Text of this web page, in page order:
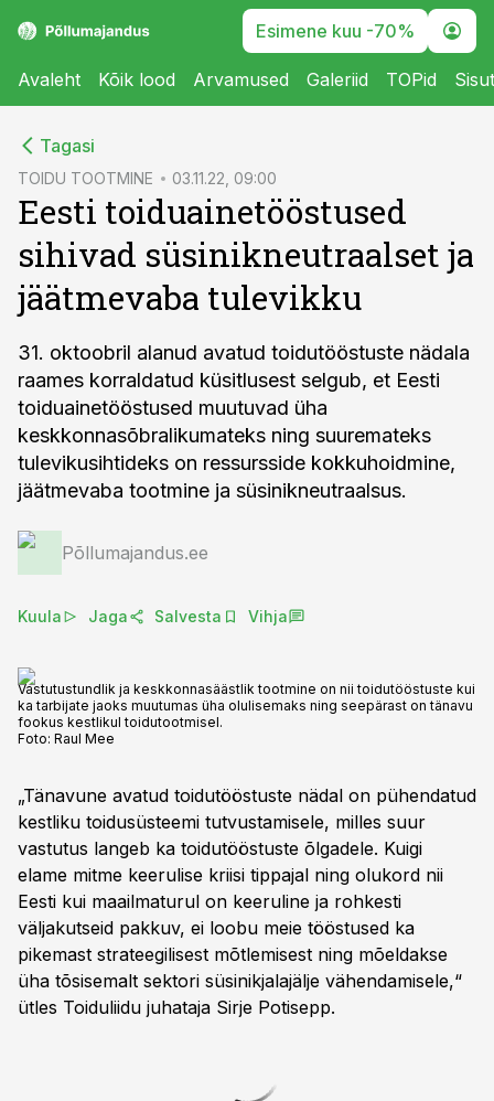
Esimene kuu -70%
Avaleht Kõik lood Arvamused Galeriid TOPid
Tagasi
TOIDU TOOTMINE 03.11.22, 09:00
Eesti toiduainetööstused
sihivad süsinikneutraalset ja
jäätmevaba tulevikku
31. oktoobril alanud avatud toidutööstuste nädala
raames korraldatud küsitlusest selgub, et Eesti
toiduainetööstused muutuvad üha
keskkonnasõbralikumateks ning suuremateks
tulevikusihtideks on ressursside kokkuhoidmine,
jäätmevaba tootmine ja süsinikneutraalsus.
Põllumajandus.ee
Kuula Jaga Salvesta Vihja
Vastutustundlik ja keskkonnasäästlik tootmine on nii toidutööstuste kui
ka tarbijate jaoks muutumas üha olulisemaks ning seepärast on tänavu
fookus kestlikul toidutootmisel.
Foto: Raul Mee
„Tänavune avatud toidutööstuste nädal on pühendatud
kestliku toidusüsteemi tutvustamisele, milles suur
vastutus langeb ka toidutööstuste õlgadele. Kuigi
elame mitme keerulise kriisi tippajal ning olukord nii
Eesti kui maailmaturul on keeruline ja rohkesti
väljakutseid pakkuv, ei loobu meie tööstused ka
pikemast strateegilisest mõtlemisest ning mõeldakse
üha tõsisemalt sektori süsinikjalajälje vähendamisele,“
ütles Toiduliidu juhataja Sirje Potisepp.